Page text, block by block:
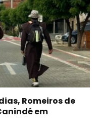
Romeiros de
em